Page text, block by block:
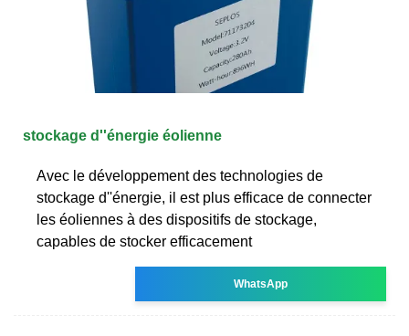
stockage d''énergie éolienne
Avec le développement des technologies de
stockage d''énergie, il est plus efficace de connecter
les éoliennes à des dispositifs de stockage,
capables de stocker efficacement
WhatsApp